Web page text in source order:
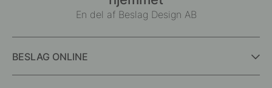
En del af Beslag Design AB
BESLAG ONLINE